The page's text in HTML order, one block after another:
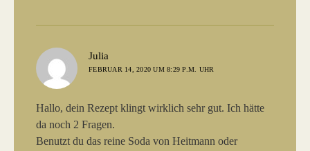
Julia
FEBRUAR 14, 2020 UM 8:29 P.M. UHR
Hallo, dein Rezept klingt wirklich sehr gut. Ich hätte
da noch 2 Fragen.
Benutzt du das reine Soda von Heitmann oder